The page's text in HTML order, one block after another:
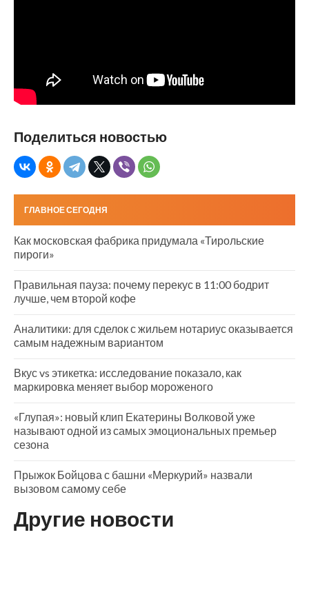
Поделиться новостью
ГЛАВНОЕ СЕГОДНЯ
Как московская фабрика придумала «Тирольские
пироги»
Правильная пауза: почему перекус в 11:00 бодрит
лучше, чем второй кофе
Аналитики: для сделок с жильем нотариус оказывается
самым надежным вариантом
Вкус vs этикетка: исследование показало, как
маркировка меняет выбор мороженого
«Глупая»: новый клип Екатерины Волковой уже
называют одной из самых эмоциональных премьер
сезона
Прыжок Бойцова с башни «Меркурий» назвали
вызовом самому себе
Другие новости